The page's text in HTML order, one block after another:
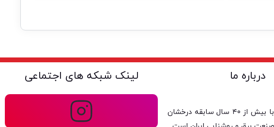
درباره ما
گروه صنعتی ولتا با بیش از ۴۰ سال سابقه درخشان
لینک شبکه های اجتماعی